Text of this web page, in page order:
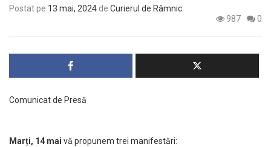
Postat pe 13 mai, 2024 de Curierul de Râmnic
987
0
Comunicat de Presă
Marți, 14 mai vă propunem trei manifestări: